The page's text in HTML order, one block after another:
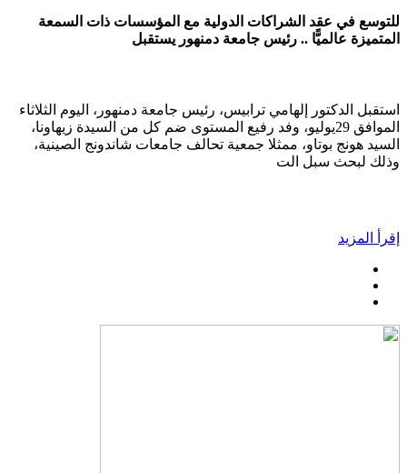
للتوسع في عقد الشراكات الدولية مع المؤسسات ذات السمعة
المتميزة عالميًّا .. رئيس جامعة دمنهور يستقبل
استقبل الدكتور إلهامي ترابيس، رئيس جامعة دمنهور، اليوم الثلاثاء
الموافق 29يوليو، وفد رفيع المستوى ضم كل من السيدة زيهاونا،
السيد هونج بوتاو، ممثلا جمعية تحالف جامعات شاندونج الصينية،
وذلك لبحث سبل الت
إقرأ المزيد